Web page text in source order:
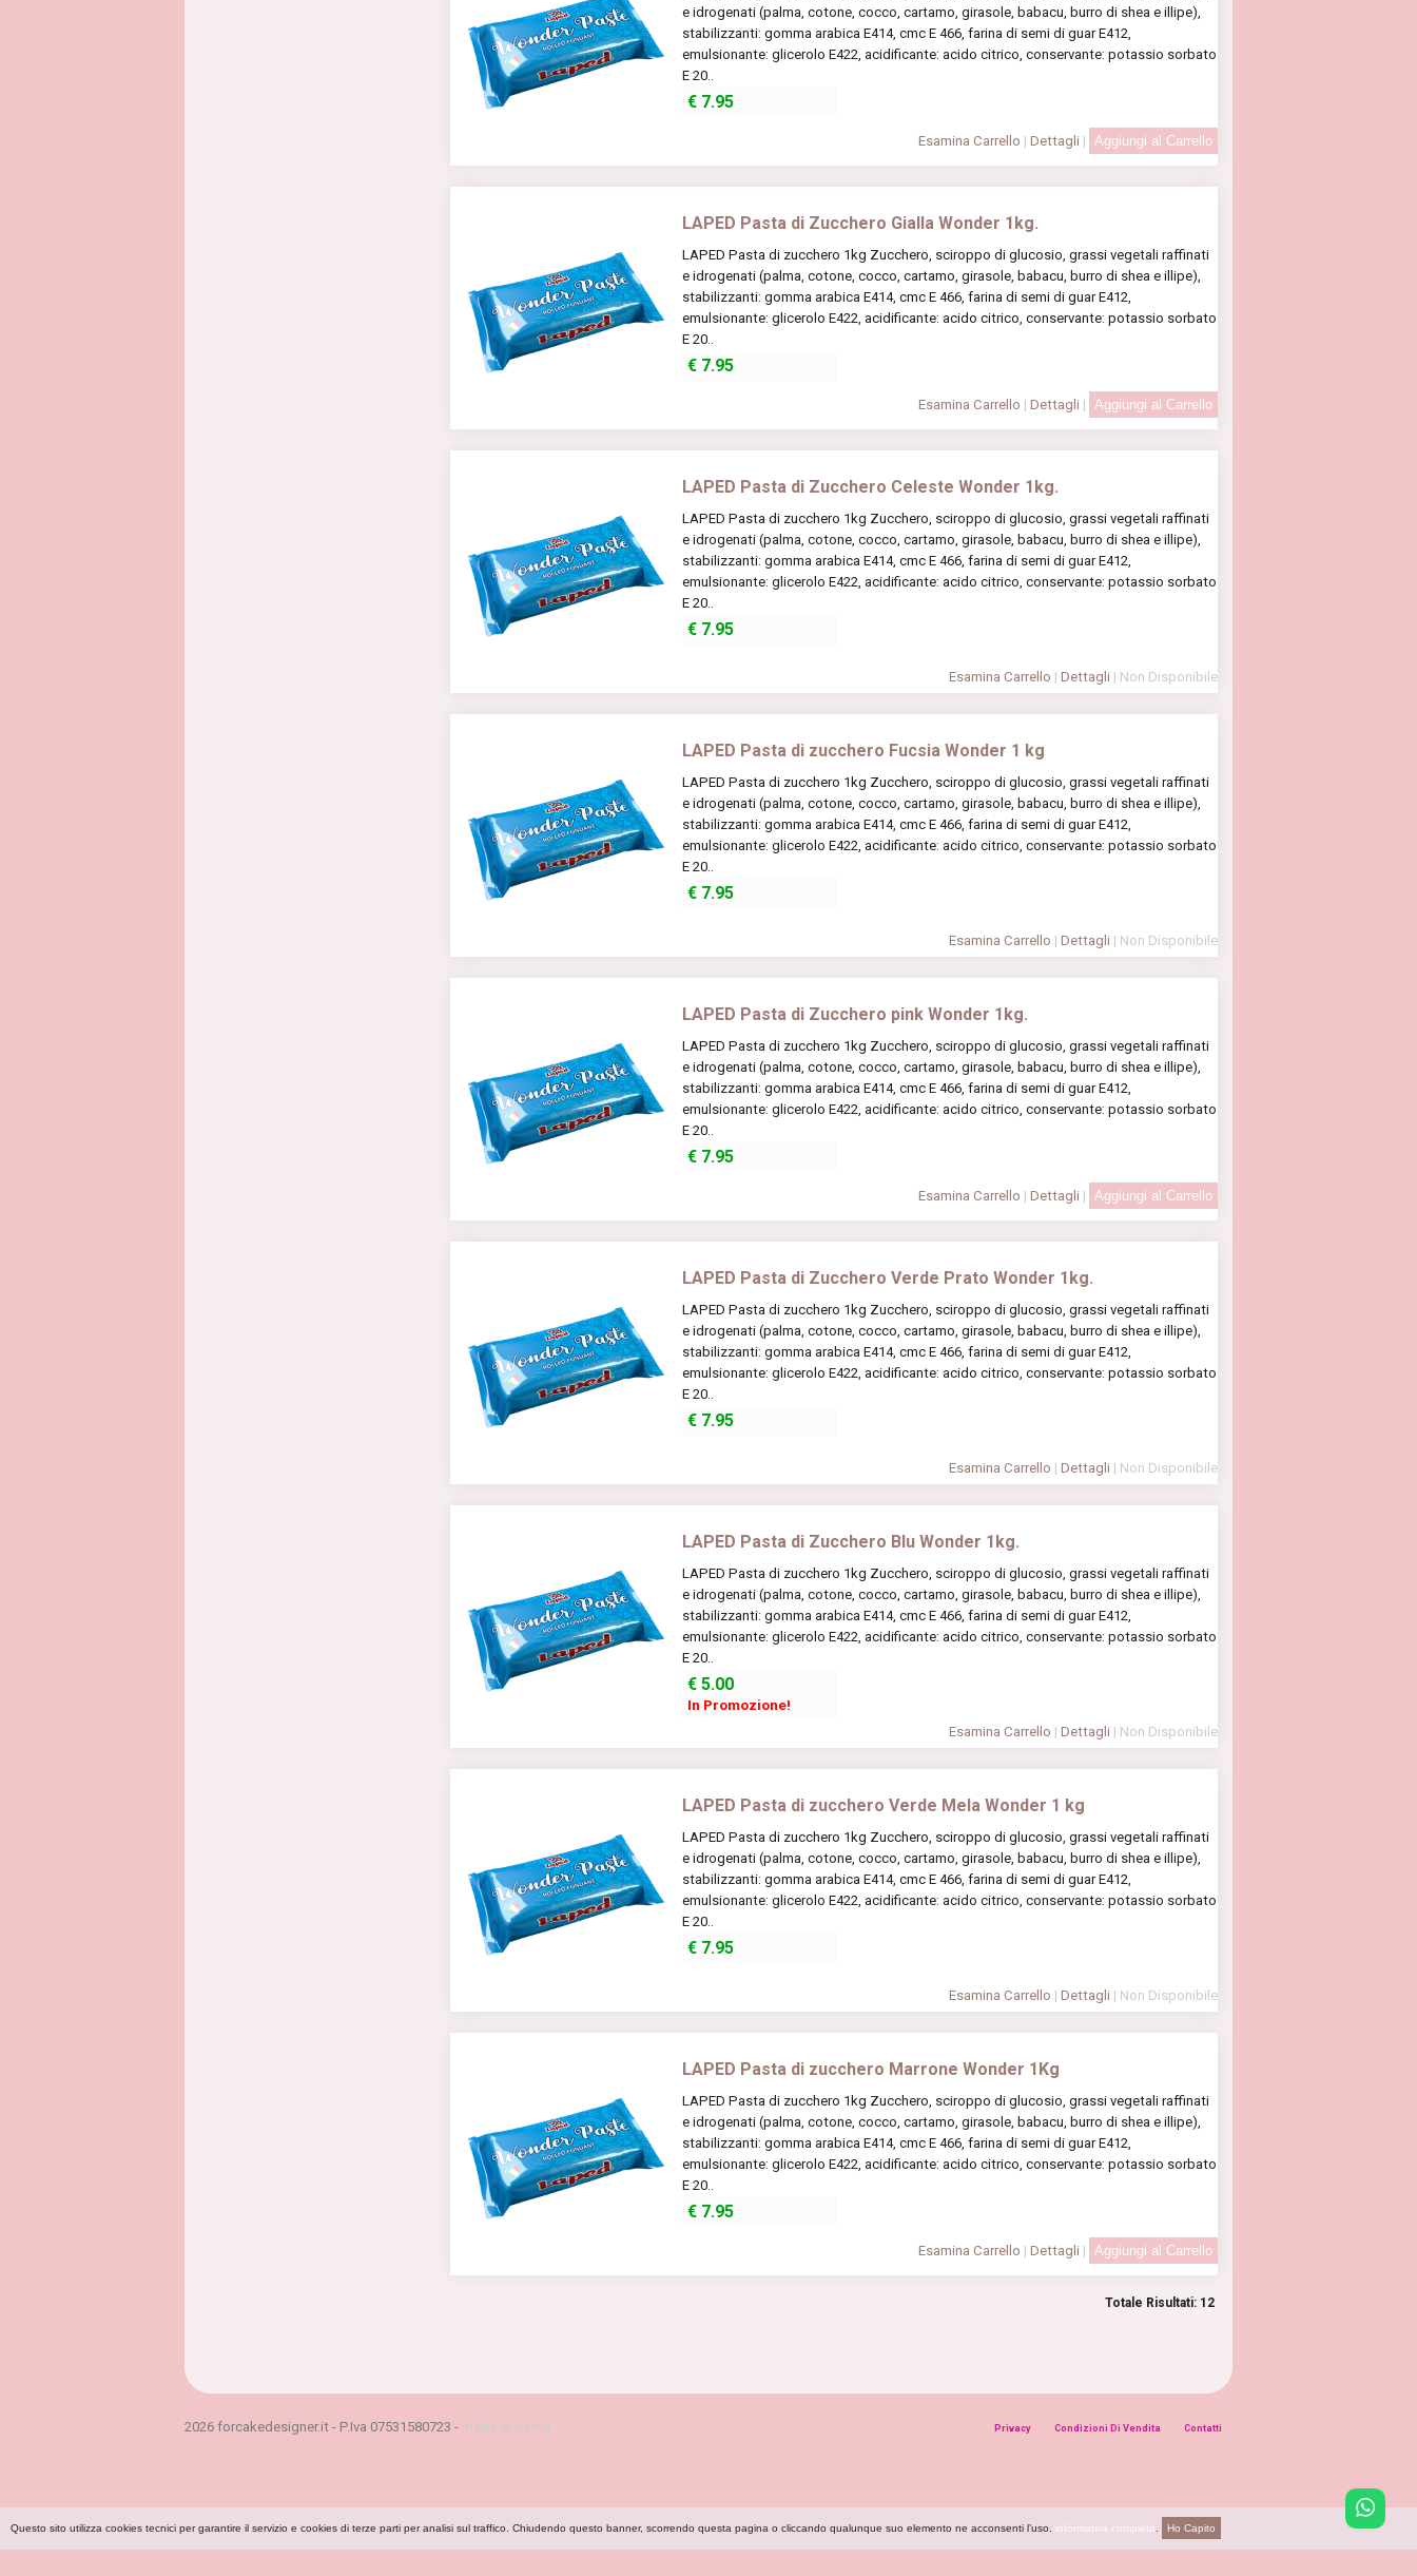
e idrogenati (palma, cotone, cocco, cartamo, girasole, babacu, burro di shea e illipe),
stabilizzanti: gomma arabica E414, cmc E 466, farina di semi di guar E412,
emulsionante: glicerolo E422, acidificante: acido citrico, conservante: potassio sorbato
E 20..
€ 7.95
Esamina Carrello | Dettagli |
LAPED Pasta di Zucchero Gialla Wonder 1kg.
LAPED Pasta di zucchero 1kg Zucchero, sciroppo di glucosio, grassi vegetali raffinati
e idrogenati (palma, cotone, cocco, cartamo, girasole, babacu, burro di shea e illipe),
stabilizzanti: gomma arabica E414, cmc E 466, farina di semi di guar E412,
emulsionante: glicerolo E422, acidificante: acido citrico, conservante: potassio sorbato
E 20..
€ 7.95
Esamina Carrello | Dettagli |
LAPED Pasta di Zucchero Celeste Wonder 1kg.
LAPED Pasta di zucchero 1kg Zucchero, sciroppo di glucosio, grassi vegetali raffinati
e idrogenati (palma, cotone, cocco, cartamo, girasole, babacu, burro di shea e illipe),
stabilizzanti: gomma arabica E414, cmc E 466, farina di semi di guar E412,
emulsionante: glicerolo E422, acidificante: acido citrico, conservante: potassio sorbato
E 20..
€ 7.95
Esamina Carrello | Dettagli | Non Disponibile
LAPED Pasta di zucchero Fucsia Wonder 1 kg
LAPED Pasta di zucchero 1kg Zucchero, sciroppo di glucosio, grassi vegetali raffinati
e idrogenati (palma, cotone, cocco, cartamo, girasole, babacu, burro di shea e illipe),
stabilizzanti: gomma arabica E414, cmc E 466, farina di semi di guar E412,
emulsionante: glicerolo E422, acidificante: acido citrico, conservante: potassio sorbato
E 20..
€ 7.95
Esamina Carrello | Dettagli | Non Disponibile
LAPED Pasta di Zucchero pink Wonder 1kg.
LAPED Pasta di zucchero 1kg Zucchero, sciroppo di glucosio, grassi vegetali raffinati
e idrogenati (palma, cotone, cocco, cartamo, girasole, babacu, burro di shea e illipe),
stabilizzanti: gomma arabica E414, cmc E 466, farina di semi di guar E412,
emulsionante: glicerolo E422, acidificante: acido citrico, conservante: potassio sorbato
E 20..
€ 7.95
Esamina Carrello | Dettagli |
LAPED Pasta di Zucchero Verde Prato Wonder 1kg.
LAPED Pasta di zucchero 1kg Zucchero, sciroppo di glucosio, grassi vegetali raffinati
e idrogenati (palma, cotone, cocco, cartamo, girasole, babacu, burro di shea e illipe),
stabilizzanti: gomma arabica E414, cmc E 466, farina di semi di guar E412,
emulsionante: glicerolo E422, acidificante: acido citrico, conservante: potassio sorbato
E 20..
€ 7.95
Esamina Carrello | Dettagli | Non Disponibile
LAPED Pasta di Zucchero Blu Wonder 1kg.
LAPED Pasta di zucchero 1kg Zucchero, sciroppo di glucosio, grassi vegetali raffinati
e idrogenati (palma, cotone, cocco, cartamo, girasole, babacu, burro di shea e illipe),
stabilizzanti: gomma arabica E414, cmc E 466, farina di semi di guar E412,
emulsionante: glicerolo E422, acidificante: acido citrico, conservante: potassio sorbato
E 20..
€5.00
In Promozione!
Esamina Carrello | Dettagli | Non Disponibile
LAPED Pasta di zucchero Verde Mela Wonder 1 kg
LAPED Pasta di zucchero 1kg Zucchero, sciroppo di glucosio, grassi vegetali raffinati
e idrogenati (palma, cotone, cocco, cartamo, girasole, babacu, burro di shea e illipe),
stabilizzanti: gomma arabica E414, cmc E 466, farina di semi di guar E412,
emulsionante: glicerolo E422, acidificante: acido citrico, conservante: potassio sorbato
E 20..
€ 7.95
Esamina Carrello | Dettagli | Non Disponibile
LAPED Pasta di zucchero Marrone Wonder 1Kg
LAPED Pasta di zucchero 1kg Zucchero, sciroppo di glucosio, grassi vegetali raffinati
e idrogenati (palma, cotone, cocco, cartamo, girasole, babacu, burro di shea e illipe),
stabilizzanti: gomma arabica E414, cmc E 466, farina di semi di guar E412,
emulsionante: glicerolo E422, acidificante: acido citrico, conservante: potassio sorbato
E 20..
€ 7.95
Esamina Carrello | Dettagli |
Totale Risultati: 12
2026 forcakedesigner.it - P.Iva 07531580723 - made in aryma Privacy Condizioni Di Vendita Contatti
Questo sito utilizza cookies tecnici per garantire il servizio e cookies di terze parti per analisi sul traffico. Chiudendo questo banner, scorrendo questa pagina o cliccando qualunque suo elemento ne acconsenti l’uso. informativa completa Ho Capito